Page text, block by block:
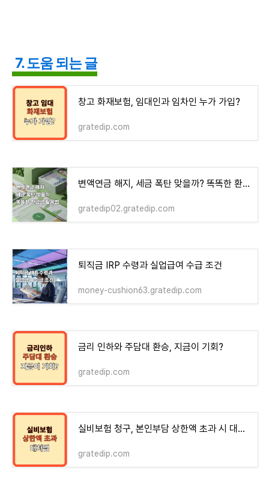
7. 도움 되는 글
창고 화재보험, 임대인과 임차인 누가 가입?
gratedip.com
변액연금 해지, 세금 폭탄 맞을까? 똑똑한 환급금 활용법
gratedip02.gratedip.com
퇴직금 IRP 수령과 실업급여 수급 조건
money-cushion63.gratedip.com
금리 인하와 주담대 환승, 지금이 기회?
gratedip.com
실비보험 청구, 본인부담 상한액 초과 시 대처법
gratedip.com